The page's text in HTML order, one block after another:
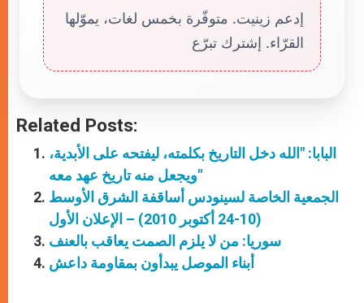
إدعم زينيت. متوفّرة بخمس لغات، يموّلها
القرّاء. إشترك تبرّع
Related Posts:
البابا: "الله دخل التاريخ بكلمته، ليفتحه على الأبدية،
ويجعل منه تاريخ عهد معه"
الجمعية الخاصة لسينودس أساقفة الشرق الأوسط
(10-24 أكتوبر 2010) – الإعلان الأول
سوريا: من لا يلزم الصمت يعاقب بالعنف
أبناء الموصل يبدأون بمقاومة داعش